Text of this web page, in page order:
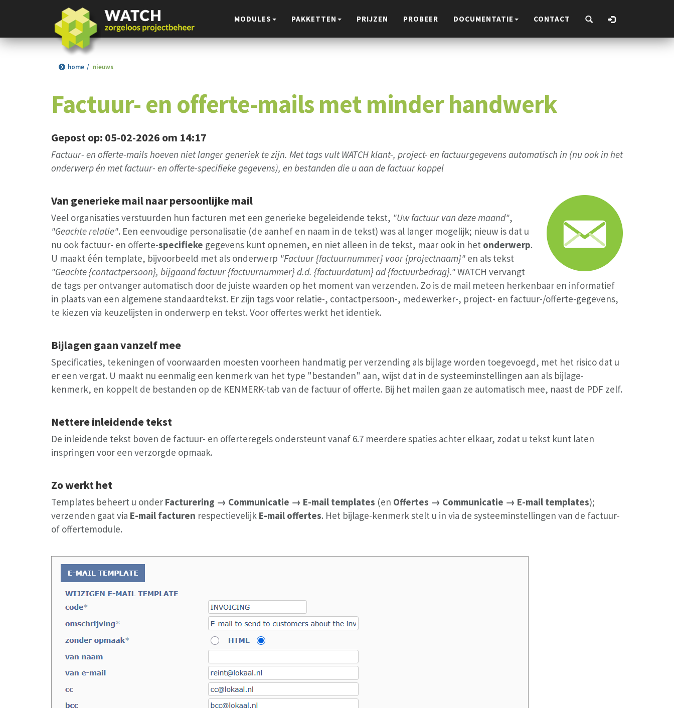
MODULES PAKKETTEN PRIJZEN PROBEER DOCUMENTATIE CONTACT
home nieuws
Factuur- en offerte-mails met minder handwerk
Gepost op: 05-02-2026 om 14:17
Factuur- en offerte-mails hoeven niet langer generiek te zijn. Met tags vult WATCH klant-, project- en factuurgegevens automatisch in (nu ook in het
onderwerp én met factuur- en offerte-specifieke gegevens), en bestanden die u aan de factuur koppel
Van generieke mail naar persoonlijke mail
Veel organisaties verstuurden hun facturen met een generieke begeleidende tekst, "Uw factuur van deze maand",
"Geachte relatie". Een eenvoudige personalisatie (de aanhef en naam in de tekst) was al langer mogelijk; nieuw is dat u
nu ook factuur- en offerte-specifieke gegevens kunt opnemen, en niet alleen in de tekst, maar ook in het onderwerp.
U maakt één template, bijvoorbeeld met als onderwerp "Factuur {factuurnummer} voor {projectnaam}" en als tekst
"Geachte {contactpersoon}, bijgaand factuur {factuurnummer} d.d. {factuurdatum} ad {factuurbedrag}."WATCH vervangt
de tags per ontvanger automatisch door de juiste waarden op het moment van verzenden. Zo is de mail meteen herkenbaar en informatief
in plaats van een algemene standaardtekst. Er zijn tags voor relatie-, contactpersoon-, medewerker-, project- en factuur-/offerte-gegevens,
te kiezen via keuzelijsten in onderwerp en tekst. Voor offertes werkt het identiek.
Bijlagen gaan vanzelf mee
Specificaties, tekeningen of voorwaarden moesten voorheen handmatig per verzending als bijlage worden toegevoegd, met het risico dat u
er een vergat. U maakt nu eenmalig een kenmerk van het type "bestanden" aan, wijst dat in de systeeminstellingen aan als bijlage-
kenmerk, en koppelt de bestanden op de KENMERK-tab van de factuur of offerte. Bij het mailen gaan ze automatisch mee, naast de PDF zelf.
Nettere inleidende tekst
De inleidende tekst boven de factuur- en offerteregels ondersteunt vanaf 6.7 meerdere spaties achter elkaar, zodat u tekst kunt laten
inspringen voor een verzorgde opmaak.
Zo werkt het
Templates beheert u onder Facturering → Communicatie → E-mail templates (en Offertes → Communicatie → E-mail templates);
verzenden gaat via E-mail facturen respectievelijk E-mail offertes. Het bijlage-kenmerk stelt u in via de systeeminstellingen van de factuur-
of offertemodule.